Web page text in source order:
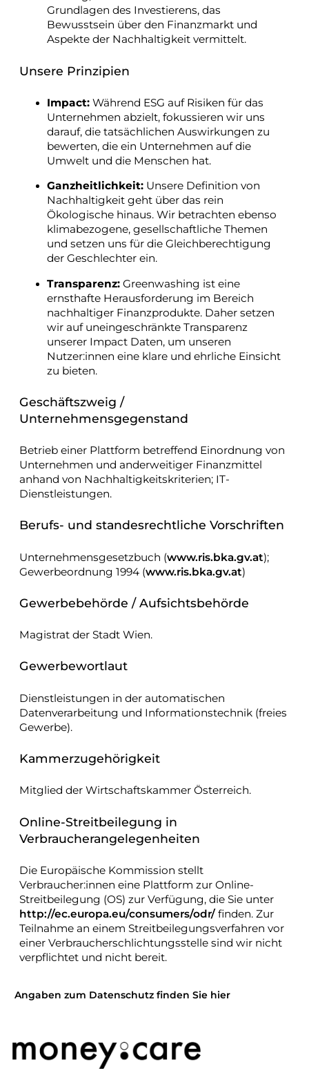
Grundlagen des Investierens, das
Bewusstsein über den Finanzmarkt und
Aspekte der Nachhaltigkeit vermittelt.
Unsere Prinzipien
Impact: Während ESG auf Risiken für das
Unternehmen abzielt, fokussieren wir uns
darauf, die tatsächlichen Auswirkungen zu
bewerten, die ein Unternehmen auf die
Umwelt und die Menschen hat.
Ganzheitlichkeit: Unsere Definition von
Nachhaltigkeit geht über das rein
Ökologische hinaus. Wir betrachten ebenso
klimabezogene, gesellschaftliche Themen
und setzen uns für die Gleichberechtigung
der Geschlechter ein.
Transparenz: Greenwashing ist eine
ernsthafte Herausforderung im Bereich
nachhaltiger Finanzprodukte. Daher setzen
wir auf uneingeschränkte Transparenz
unserer Impact Daten, um unseren
Nutzer:innen eine klare und ehrliche Einsicht
zu bieten.
Geschäftszweig /
Unternehmensgegenstand
Betrieb einer Plattform betreffend Einordnung von
Unternehmen und anderweitiger Finanzmittel
anhand von Nachhaltigkeitskriterien; IT-
Dienstleistungen.
Berufs- und standesrechtliche Vorschriften
Unternehmensgesetzbuch (www.ris.bka.gv.at);
Gewerbeordnung 1994 (www.ris.bka.gv.at)
Gewerbebehörde / Aufsichtsbehörde
Magistrat der Stadt Wien.
Gewerbewortlaut
Dienstleistungen in der automatischen
Datenverarbeitung und Informationstechnik (freies
Gewerbe).
Kammerzugehörigkeit
Mitglied der Wirtschaftskammer Österreich.
Online-Streitbeilegung in
Verbraucherangelegenheiten
Die Europäische Kommission stellt
Verbraucher:innen eine Plattform zur Online-
Streitbeilegung (OS) zur Verfügung, die Sie unter
http://ec.europa.eu/consumers/odr/finden. Zur
Teilnahme an einem Streitbeilegungsverfahren vor
einer Verbraucherschlichtungsstelle sind wir nicht
verpflichtet und nicht bereit.
Angaben zum Datenschutz finden Sie hier